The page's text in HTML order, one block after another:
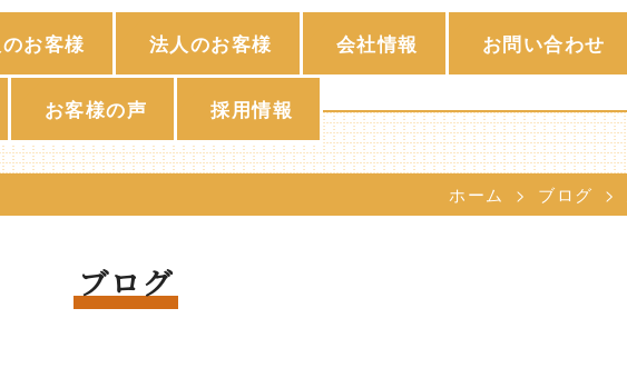
お客様 法人のお客様 会社情報 お問い合わせ
お客様の声 採用情報
ホーム ブログ
ブログ